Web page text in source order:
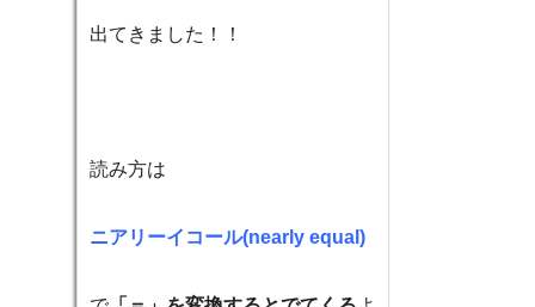
出てきました！！
読み方は
ニアリーイコール(nearly equal)